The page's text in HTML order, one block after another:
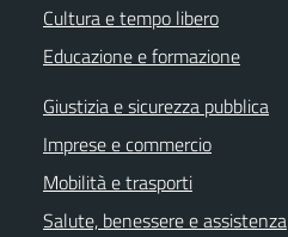
Cultura e tempo libero
Educazione e formazione
Giustizia e sicurezza pubblica
Imprese e commercio
Mobilità e trasporti
Salute, benessere e assistenza